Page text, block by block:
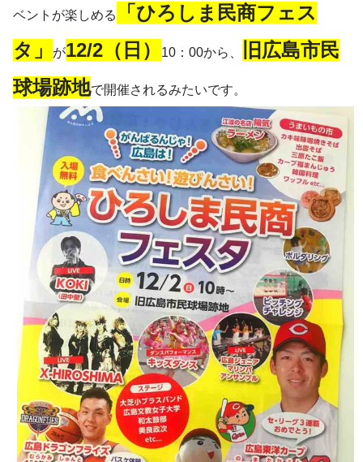
ベントが楽しめる
「ひろしま民商フェス
タ」
が12/2（日） 10：00から、
旧広島市民
球場跡地で開催されるみたいです。